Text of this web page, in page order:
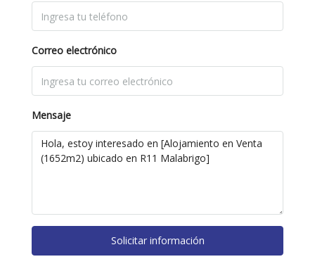
Correo electrónico
Mensaje
Solicitar información